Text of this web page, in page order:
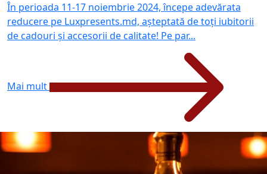
În perioada 11-17 noiembrie 2024, începe adevărata
reducere pe Luxpresents.md, așteptată de toți iubitorii
de cadouri și accesorii de calitate! Pe par...
Mai mult